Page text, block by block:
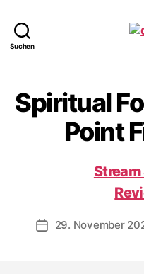
Suchen
Spiritual
Point
29. November